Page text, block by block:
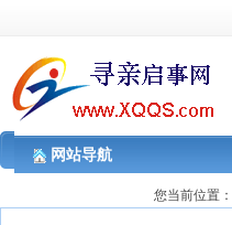
网站导航
您当前位置：